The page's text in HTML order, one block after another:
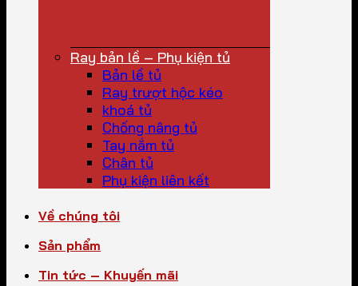
Ray bản lề – Phụ kiện tủ
Bản lề tủ
Ray trượt hộc kéo
khoá tủ
Chống nâng tủ
Tay nắm tủ
Chân tủ
Phụ kiện liên kết
Về chúng tôi
Sản phẩm
Tin tức – Khuyến mãi